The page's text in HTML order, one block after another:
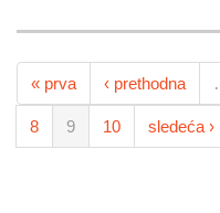
« prva ‹ prethodna
8 9 10 sledeća ›